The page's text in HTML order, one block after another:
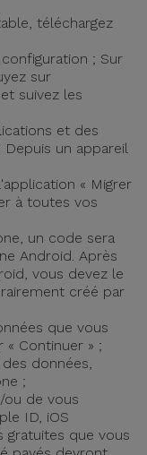
téléchargez
; Sur
sur
suivez les
et des
un appareil
« Migrer
à toutes vos
un code sera
Android. Après
vous devez le
créé par
que vous
Continuer » ;
données,
;
de vous
ID, iOS
gratuites que vous